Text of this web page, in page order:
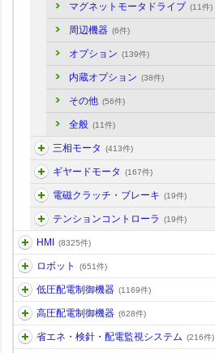
マグネットモータドライブ (11件)
周辺機器 (6件)
オプション (139件)
内蔵オプション (38件)
その他 (56件)
全般 (11件)
三相モータ (413件)
ギヤードモータ (167件)
電磁クラッチ・ブレーキ (19件)
テンションコントローラ (19件)
HMI (8325件)
ロボット (651件)
低圧配電制御機器 (1169件)
高圧配電制御機器 (628件)
省エネ・検針・配電監視システム (216件)